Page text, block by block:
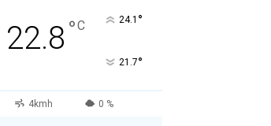
22.8 °C 24.1 °
21.7°
4kmh 0 %